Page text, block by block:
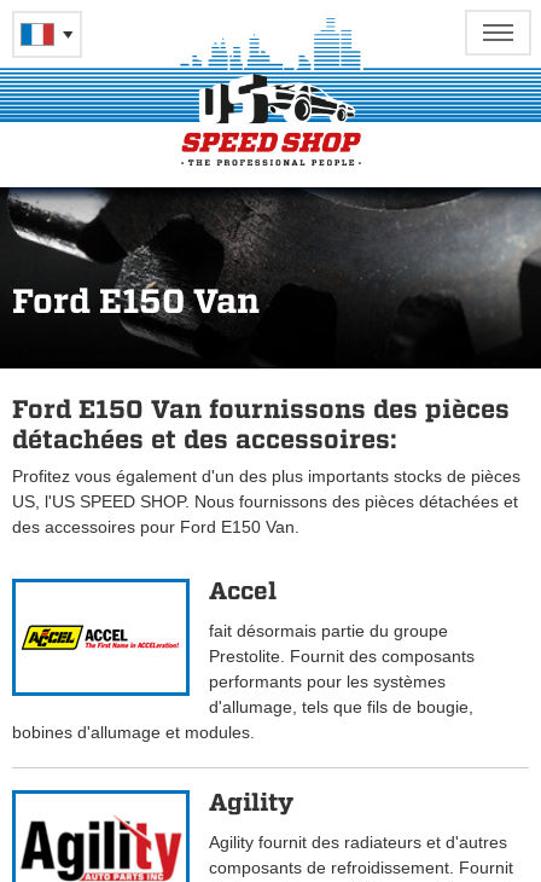
Ford E150 Van
Ford E150 Van fournissons des pièces
détachées et des accessoires:
Profitez vous également d'un des plus importants stocks de pièces
US, l'US SPEED SHOP. Nous fournissons des pièces détachées et
des accessoires pour Ford E150 Van.
Accel
fait désormais partie du groupe
Prestolite. Fournit des composants
performants pour les systèmes
d'allumage, tels que fils de bougie,
bobines d'allumage et modules.
Agility
Agility fournit des radiateurs et d'autres
composants de refroidissement. Fournit